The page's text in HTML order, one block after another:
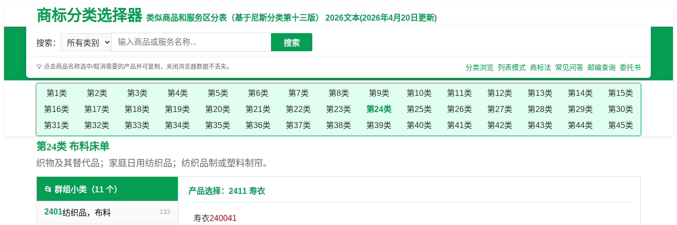
商标分类选择器类似商品和服务区分表（基于尼斯分类第十三版） 2026文本(2026年4月20日更新)
搜索： 搜索
💡 点击商品名称选中/取消需要的产品并可复制，关闭浏览器数据不丢失。 分类浏览 列表模式 商标法 常见问答 邮编查询 委托书
第1类 第2类 第3类 第4类 第5类 第6类 第7类 第8类 第9类 第10类 第11类 第12类 第13类 第14类
第15类
第16类
第17类 第18类 第19类 第20类 第21类 第22类 第23类 第24类 第25类 第26类 第27类 第28类 第29类
第30类
第31类
第32类 第33类 第34类 第35类 第36类 第37类 第38类 第39类 第40类 第41类 第42类 第43类 第44类 第45类
第24类 布料床单
织物及其替代品；家庭日用纺织品；纺织品制或塑料制帘。
📂 群组小类（11 个）
2401纺织品，布料 133
产品选择：2411 寿衣
寿衣240041